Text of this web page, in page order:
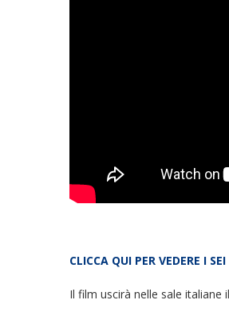
CLICCA QUI PER VEDERE I
Il film uscirà nelle sale italiane il